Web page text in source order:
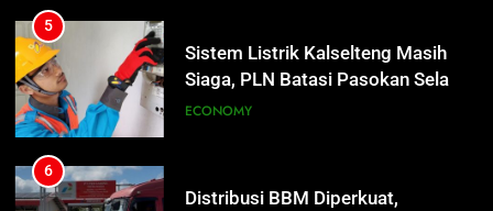
5
Sistem Listrik Kalselteng Masih
Siaga, PLN Batasi Pasokan Selama
7 Hari
ECONOMY
6
Distribusi BBM Diperkuat,